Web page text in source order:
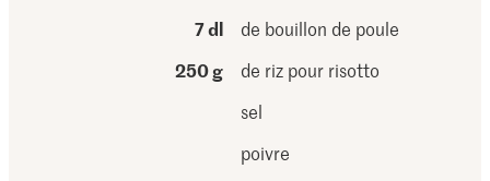
7 dl
de bouillon de poule
250 g
de riz pour risotto
sel
poivre